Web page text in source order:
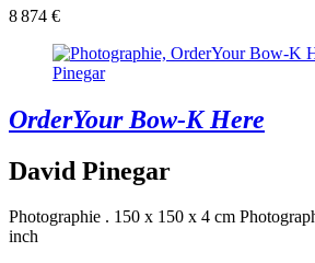
8 874 €
OrderYour Bow-K Here
David Pinegar
Photographie . 150 x 150 x 4 cm
inch